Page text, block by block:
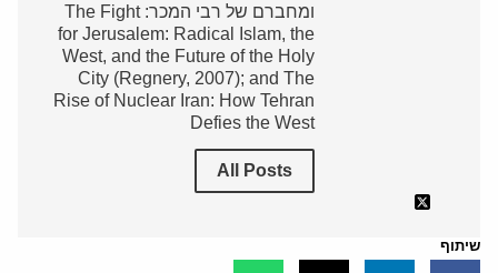
ומחברם של רבי המכר: The Fight
for Jerusalem: Radical Islam, the
West, and the Future of the Holy
City (Regnery, 2007); and The
Rise of Nuclear Iran: How Tehran
Defies the West
All Posts
שיתוף